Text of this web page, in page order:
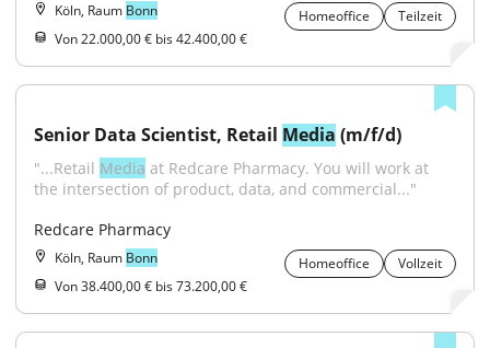
Köln, Raum Bonn Homeoffice
Teilzeit
Von 22.000,00 € bis 42.400,00 €
Senior Data Scientist, Retail Media (m/f/d)
"...Retail Media at Redcare Pharmacy. You will work at
the intersection of product, data, and commercial..."
Redcare Pharmacy
Köln, Raum Bonn Homeoffice
Vollzeit
Von 38.400,00 € bis 73.200,00 €